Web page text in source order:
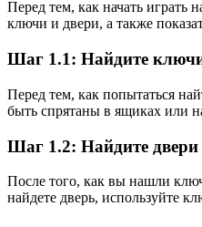
Перед тем, как начать играть
ключи и двери, а также
Шаг 1.1: Найдите
Перед тем, как попытаться
быть спрятаны в ящиках или
Шаг 1.2: Найдите двери
После того, как вы нашли
найдете дверь, используйте